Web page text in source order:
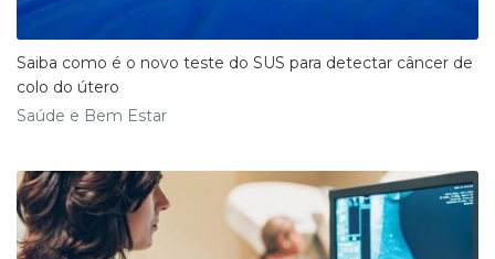
Saiba como é o novo teste do SUS para detectar câncer de
colo do útero
Saúde e Bem Estar